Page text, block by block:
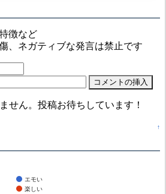
徴など
、ネガティブな発言は禁止です
せん。投稿お待ちしています！
↑
エモい
楽しい